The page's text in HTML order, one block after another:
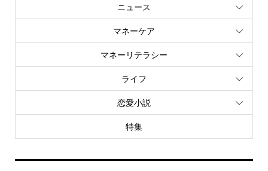
ニュース
マネーケア
マネーリテラシー
ライフ
恋愛小説
特集